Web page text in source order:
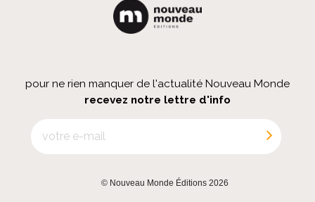
pour ne rien manquer de l'actualité Nouveau Monde
recevez notre lettre d'info
© Nouveau Monde Éditions 2026